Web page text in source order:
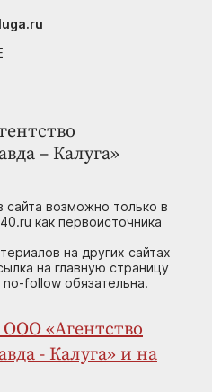
– Калуга»
сайта возможно только в
как первоисточника
на других сайтах
на главную страницу
follow обязательна.
«Агентство
- Калуга» и на